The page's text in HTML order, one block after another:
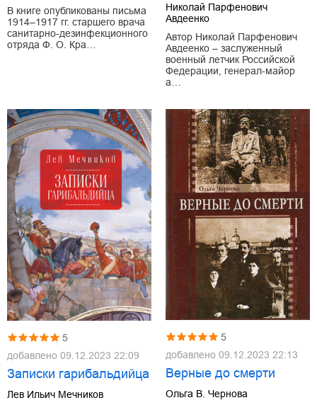
В книге опубликованы письма
1914–1917 гг. старшего врача
санитарно-дезинфекционного
отряда Ф. О. Кра…
Николай Парфенович
Авдеенко
Автор Николай Парфенович
Авдеенко – заслуженный
военный летчик Российской
Федерации, генерал-майор
а…
5
добавлено 09.12.2023 22:09
Записки гарибальдийца
Лев Ильич Мечников
5
добавлено 09.12.2023 22:13
Верные до смерти
Ольга В. Чернова